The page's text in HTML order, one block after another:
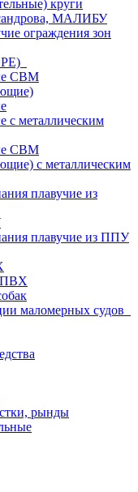
круги
МАЛИБУ
ограждения зон
СВМ
с металлическим
СВМ
с металлическим
плавучие из
плавучие из ППУ
ПВХ
маломерных судов
рынды